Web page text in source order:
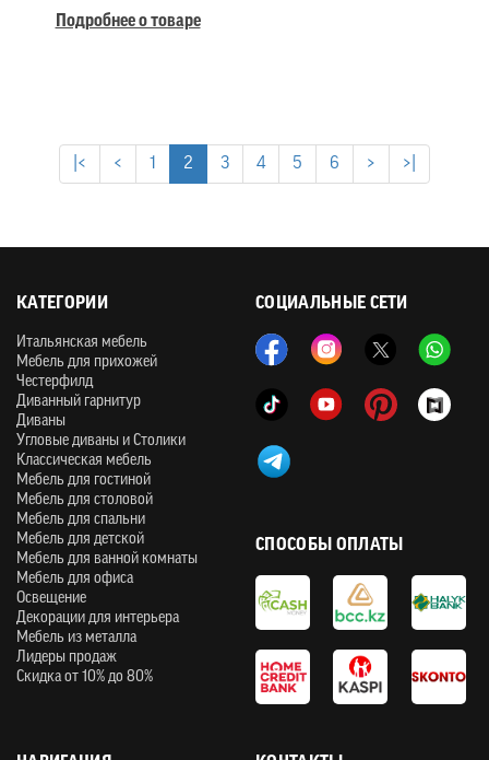
Подробнее о товаре
|< < 1 2 3 4 5 6 > >|
СОЦИАЛЬНЫЕ СЕТИ
КАТЕГОРИИ
Итальянская мебель
Мебель для прихожей
Честерфилд
Диванный гарнитур
Диваны
Угловые диваны и Столики
Классическая мебель
Мебель для гостиной
Мебель для столовой
Мебель для спальни
Мебель для детской
Мебель для ванной комнаты
Мебель для офиса
Освещение
Декорации для интерьера
Мебель из металла
Лидеры продаж
Скидка от 10% до 80%
СПОСОБЫ ОПЛАТЫ